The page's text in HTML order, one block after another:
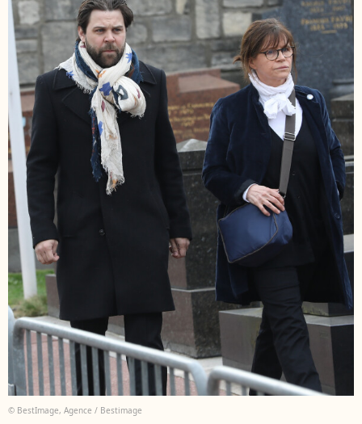
© BestImage, Agence / Bestimage